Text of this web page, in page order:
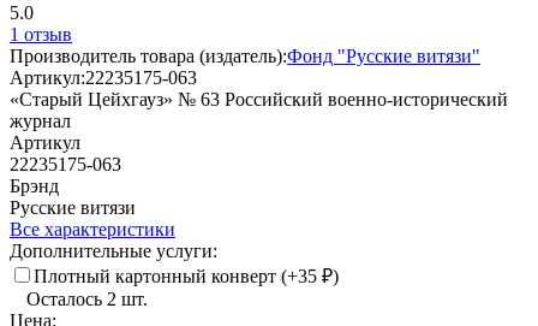
5.0
1 отзыв
Производитель товара (издатель):Фонд "Русские витязи"
Артикул:22235175-063
«Старый Цейхгауз» № 63 Российский военно-исторический
журнал
Артикул
22235175-063
Брэнд
Русские витязи
Все характеристики
Дополнительные услуги:
Плотный картонный конверт (+35 ₽)
Осталось 2 шт.
Цена: